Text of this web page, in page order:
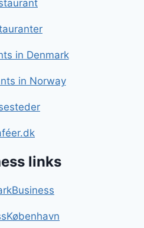
in Denmark
in Norway
links